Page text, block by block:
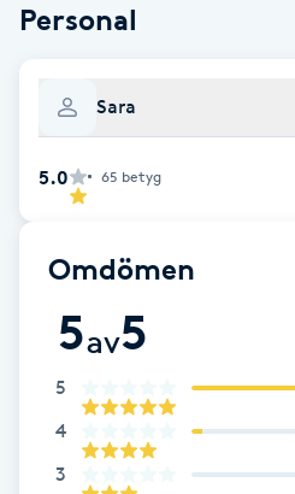
Bottenfärg
Brynformning
Brynfärgning
Brynplockning
Bröllopsuppsättning
Celluliter
Personal
Sara
5.0 65 betyg
Omdömen
5av5
5
4
3